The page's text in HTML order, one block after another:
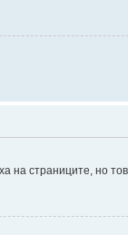
на страниците, но